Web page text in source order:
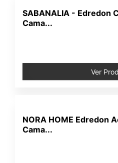
SABANALIA - Edredon
Cama...
Ver
NORA HOME Edredon
Cama...